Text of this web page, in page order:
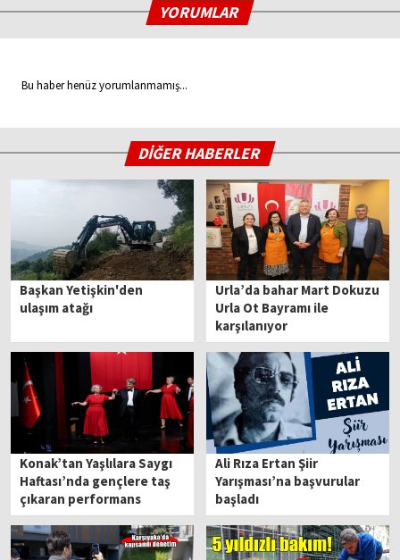
YORUMLAR
Bu haber henüz yorumlanmamış...
DİĞER HABERLER
Başkan Yetişkin'den
ulaşım atağı
Urla’da bahar Mart Dokuzu
Urla Ot Bayramı ile
karşılanıyor
Konak’tan Yaşlılara Saygı
Haftası’nda gençlere taş
çıkaran performans
Ali Rıza Ertan Şiir
Yarışması’na başvurular
başladı